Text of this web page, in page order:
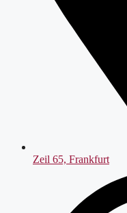
Zeil 65, Frankfurt